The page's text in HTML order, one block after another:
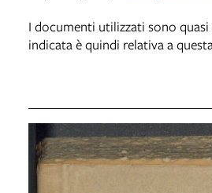
I documenti utilizzati sono
indicata è quindi relativa a